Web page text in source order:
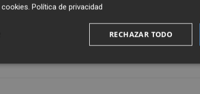
comparten la primera plaza del grupo con
. Política de privacidad
RECHAZAR TODO